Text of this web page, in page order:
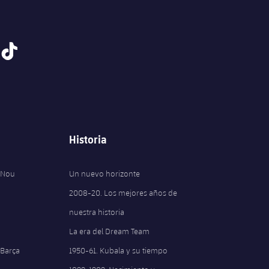
tiktok
Historia
Un nuevo horizonte
2008-20. Los mejores años de
nuestra historia
La era del Dream Team
1950-61. Kubala y su tiempo